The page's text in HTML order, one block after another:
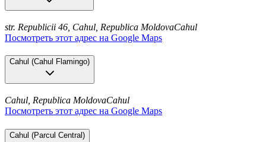
str. Republicii 46, Cahul, Republica MoldovaCahul
Посмотреть этот адрес на Google Maps
Cahul (Cahul Flamingo)
Cahul, Republica MoldovaCahul
Посмотреть этот адрес на Google Maps
Cahul (Parcul Central )